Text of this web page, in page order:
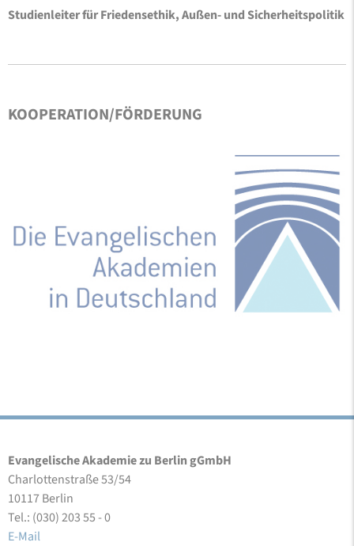
Studienleiter für Friedensethik, Außen- und Sicherheitspolitik
KOOPERATION/FÖRDERUNG
Evangelische Akademie zu Berlin gGmbH
Charlottenstraße 53/54
10117 Berlin
Tel.: (030) 203 55 - 0
E-Mail